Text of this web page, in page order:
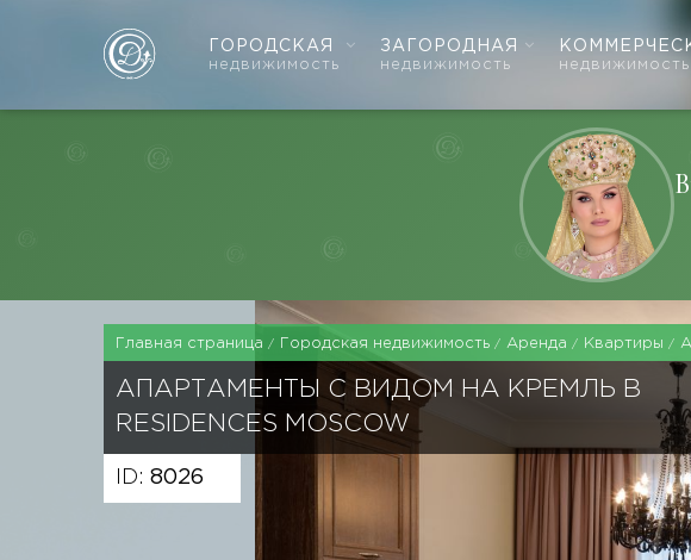
ГОРОДСКАЯ
недвижимость
ЗАГОРОДНАЯ
недвижимость недвижимость
Главная страница Городская недвижимость Аренда Квартиры
АПАРТАМЕНТЫ С ВИДОМ НА КРЕМЛЬ В
RESIDENCES MOSCOW
ID: 8026